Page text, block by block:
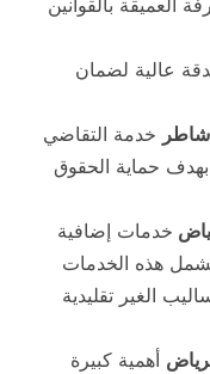
العميقة بالقوانين
عالية لضمان
خدمة التقاضي
بهدف حماية الحقوق
خدمات إضافية
هذه الخدمات
الغير تقليدية
أهمية كبيرة